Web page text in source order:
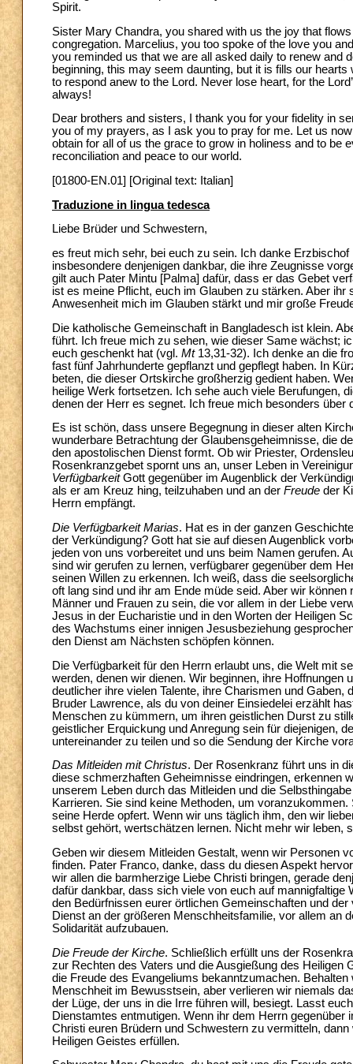
Spirit.
Sister Mary Chandra, you shared with us the joy that
congregation. Marcelius, you too spoke of the love you
you reminded us that we are all asked daily to renew and
beginning, this may seem daunting, but it is fills our
to respond anew to the Lord. Never lose heart, for the
always!
Dear brothers and sisters, I thank you for your fidelity in
you of my prayers, as I ask you to pray for me. Let us
obtain for all of us the grace to grow in holiness and to be
reconciliation and peace to our world.
[01800-EN.01] [Original text: Italian]
Traduzione in lingua tedesca
Liebe Brüder und Schwestern,
es freut mich sehr, bei euch zu sein. Ich danke
insbesondere denjenigen dankbar, die ihre Zeugnisse
gilt auch Pater Mintu [Palma] dafür, dass er das Gebet
ist es meine Pflicht, euch im Glauben zu stärken. Aber
Anwesenheit mich im Glauben stärkt und mir große
Die katholische Gemeinschaft in Bangladesch ist klein.
führt. Ich freue mich zu sehen, wie dieser Same wächst;
euch geschenkt hat (vgl. Mt 13,31-32). Ich denke an die
fast fünf Jahrhunderte gepflanzt und gepflegt haben. In
beten, die dieser Ortskirche großherzig gedient haben.
heilige Werk fortsetzen. Ich sehe auch viele Berufungen,
denen der Herr es segnet. Ich freue mich besonders
Es ist schön, dass unsere Begegnung in dieser alten
wunderbare Betrachtung der Glaubensgeheimnisse, die
den apostolischen Dienst formt. Ob wir Priester,
Rosenkranzgebet spornt uns an, unser Leben in
VerfügbarkeitGott gegenüber im Augenblick der
als er am Kreuz hing, teilzuhaben und an der Freude der
Herrn empfängt.
Die Verfügbarkeit Marias. Hat es in der ganzen
der Verkündigung? Gott hat sie auf diesen Augenblick
jeden von uns vorbereitet und uns beim Namen gerufen.
sind wir gerufen zu lernen, verfügbarer gegenüber dem
seinen Willen zu erkennen. Ich weiß, dass die
oft lang sind und ihr am Ende müde seid. Aber wir
Männer und Frauen zu sein, die vor allem in der Liebe
Jesus in der Eucharistie und in den Worten der Heiligen
des Wachstums einer innigen Jesusbeziehung
den Dienst am Nächsten schöpfen können.
Die Verfügbarkeit für den Herrn erlaubt uns, die Welt mit
werden, denen wir dienen. Wir beginnen, ihre
deutlicher ihre vielen Talente, ihre Charismen und
Bruder Lawrence, als du von deiner Einsiedelei erzählt
Menschen zu kümmern, um ihren geistlichen Durst zu
geistlicher Erquickung und Anregung sein für diejenigen,
untereinander zu teilen und so die Sendung der Kirche
Das Mitleiden mit Christus. Der Rosenkranz führt uns in
diese schmerzhaften Geheimnisse eindringen, erkennen
unserem Leben durch das Mitleiden und die
Karrieren. Sie sind keine Methoden, um
seine Herde opfert. Wenn wir uns täglich ihm, den wir
selbst gehört, wertschätzen lernen. Nicht mehr wir leben,
Geben wir diesem Mitleiden Gestalt, wenn wir Personen
finden. Pater Franco, danke, dass du diesen Aspekt
wir allen die barmherzige Liebe Christi bringen, gerade
dafür dankbar, dass sich viele von euch auf
den Bedürfnissen eurer örtlichen Gemeinschaften und
Dienst an der größeren Menschheitsfamilie, vor allem an
Solidarität aufzubauen.
Die Freude der Kirche. Schließlich erfüllt uns der
zur Rechten des Vaters und die Ausgießung des
die Freude des Evangeliums bekanntzumachen.
Menschheit im Bewusstsein, aber verlieren wir niemals
der Lüge, der uns in die Irre führen will, besiegt. Lasst
Dienstamtes entmutigen. Wenn ihr dem Herrn
Christi euren Brüdern und Schwestern zu vermitteln,
Heiligen Geistes erfüllen.